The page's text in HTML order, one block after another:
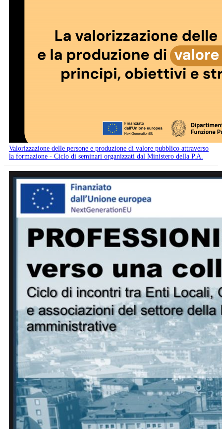
Valorizzazione delle persone e produzione di valore pubblico attraverso
la formazione - Ciclo di seminari organizzati dal Ministero della P.A.